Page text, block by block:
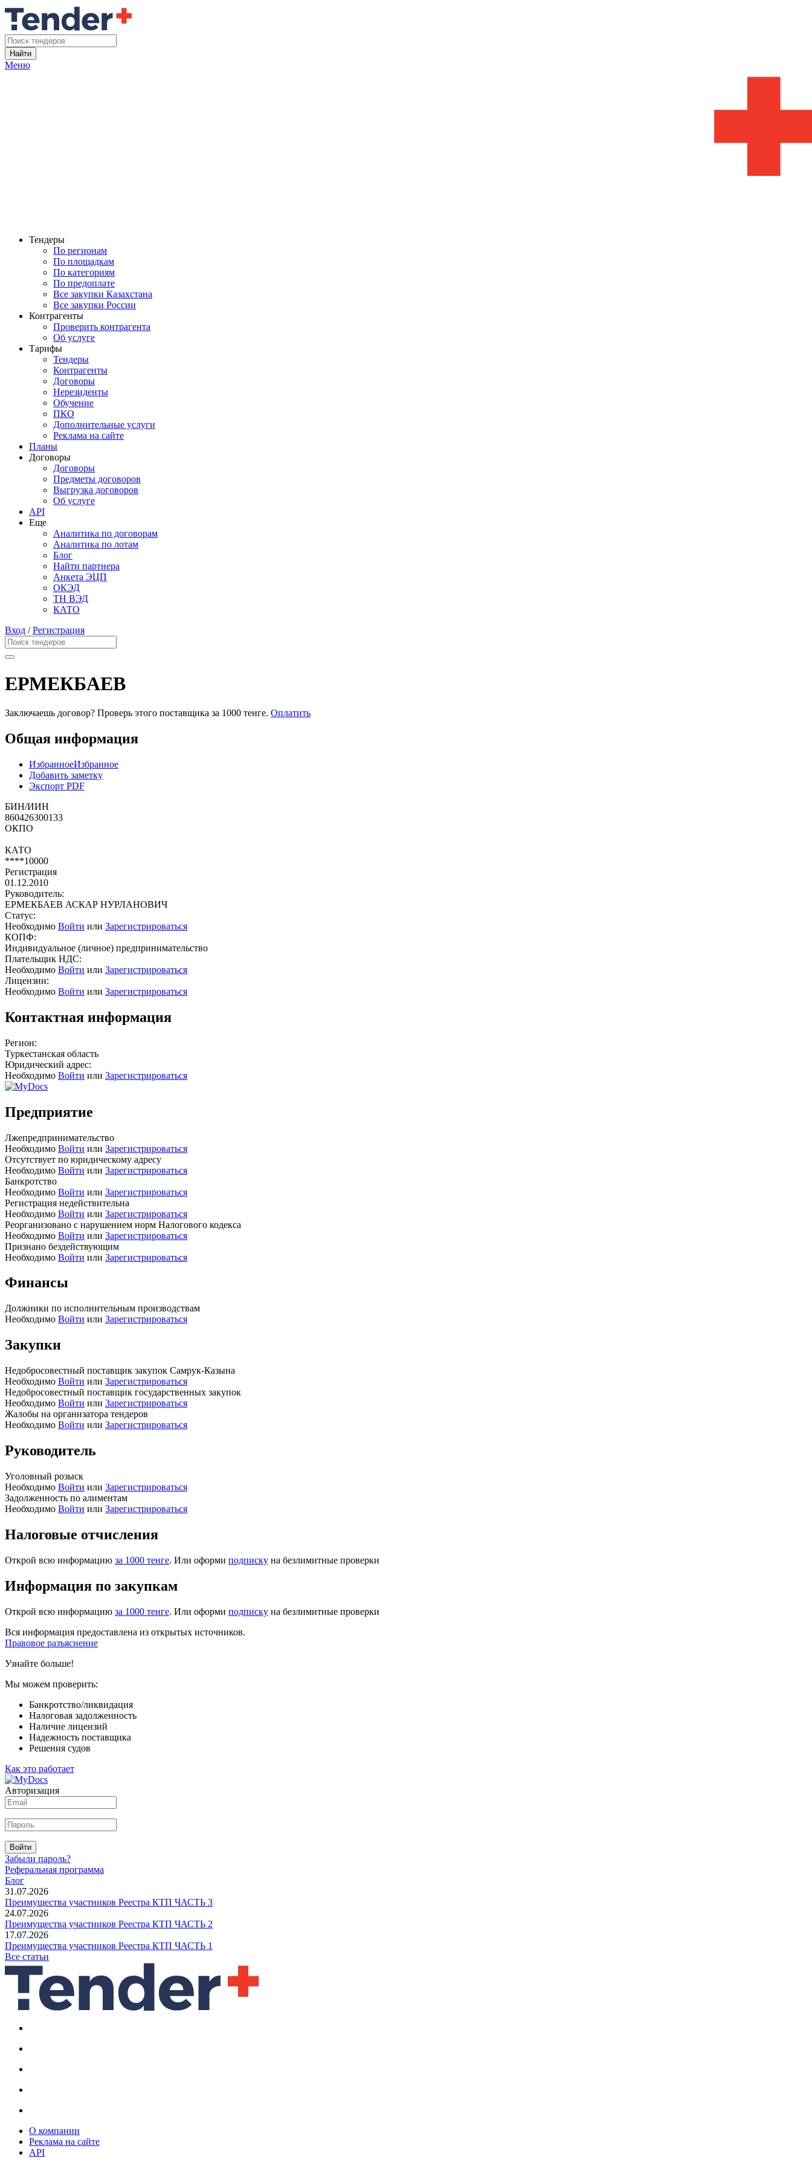
Найти
Меню
Тендеры
По регионам
По площадкам
По категориям
По предоплате
Все закупки Казахстана
Все закупки России
Контрагенты
Проверить контрагента
Об услуге
Тарифы
Тендеры
Контрагенты
Договоры
Нерезиденты
Обучение
ПКО
Дополнительные услуги
Реклама на сайте
Планы
Договоры
Договоры
Предметы договоров
Выгрузка договоров
Об услуге
API
Еще
Аналитика по договорам
Аналитика по лотам
Блог
Найти партнера
Анкета ЭЦП
ОКЭД
ТН ВЭД
КАТО
Вход /Регистрация
ЕРМЕКБАЕВ
Заключаешь договор? Проверь этого поставщика за 1000 тенге. Оплатить
Общая информация
ИзбранноеИзбранное
Добавить заметку
Экспорт PDF
БИН/ИИН
860426300133
ОКПО
КАТО
****10000
Регистрация
01.12.2010
Руководитель:
ЕРМЕКБАЕВ АСКАР НУРЛАНОВИЧ
Статус:
Необходимо Войти или Зарегистрироваться
КОПФ:
Индивидуальное (личное) предпринимательство
Плательщик НДС:
Необходимо Войти или Зарегистрироваться
Лицензии:
Необходимо Войти или Зарегистрироваться
Контактная информация
Регион:
Туркестанская область
Юридический адрес:
Необходимо Войти или Зарегистрироваться
Предприятие
Лжепредпринимательство
Необходимо Войти или Зарегистрироваться
Отсутствует по юридическому адресу
Необходимо Войти или Зарегистрироваться
Банкротство
Необходимо Войти или Зарегистрироваться
Регистрация недействительна
Необходимо Войти или Зарегистрироваться
Реорганизовано с нарушением норм Налогового кодекса
Необходимо Войти или Зарегистрироваться
Признано бездействующим
Необходимо Войти или Зарегистрироваться
Финансы
Должники по исполнительным производствам
Необходимо Войти или Зарегистрироваться
Закупки
Недобросовестный поставщик закупок Самрук-Казына
Необходимо Войти или Зарегистрироваться
Недобросовестный поставщик государственных закупок
Необходимо Войти или Зарегистрироваться
Жалобы на организатора тендеров
Необходимо Войти или Зарегистрироваться
Руководитель
Уголовный розыск
Необходимо Войти или Зарегистрироваться
Задолженность по алиментам
Необходимо Войти или Зарегистрироваться
Налоговые отчисления
Открой всю информацию за 1000 тенге. Или оформи подписку на безлимитные проверки
Информация по закупкам
Открой всю информацию за 1000 тенге. Или оформи подписку на безлимитные проверки
Вся информация предоставлена из открытых источников.
Правовое разъяснение
Узнайте больше!
Мы можем проверить:
Банкротство/ликвидация
Налоговая задолженность
Наличие лицензий
Надежность поставщика
Решения судов
Как это работает
Авторизация
Войти
Забыли пароль?
Реферальная программа
Блог
31.07.2026
Преимущества участников Реестра КТП ЧАСТЬ 3
24.07.2026
Преимущества участников Реестра КТП ЧАСТЬ 2
17.07.2026
Преимущества участников Реестра КТП ЧАСТЬ 1
Все статьи
О компании
Реклама на сайте
API